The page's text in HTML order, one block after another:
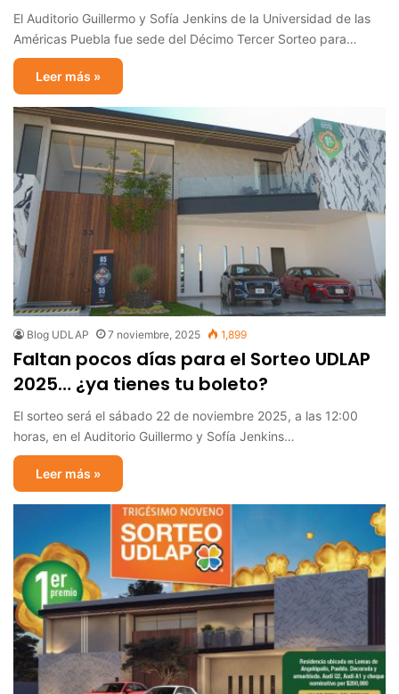
El Auditorio Guillermo y Sofía Jenkins de la Universidad de las
Américas Puebla fue sede del Décimo Tercer Sorteo para…
Leer más »
Blog UDLAP 7 noviembre, 2025 1,899
Faltan pocos días para el Sorteo UDLAP
2025… ¿ya tienes tu boleto?
El sorteo será el sábado 22 de noviembre 2025, a las 12:00
horas, en el Auditorio Guillermo y Sofía Jenkins…
Leer más »